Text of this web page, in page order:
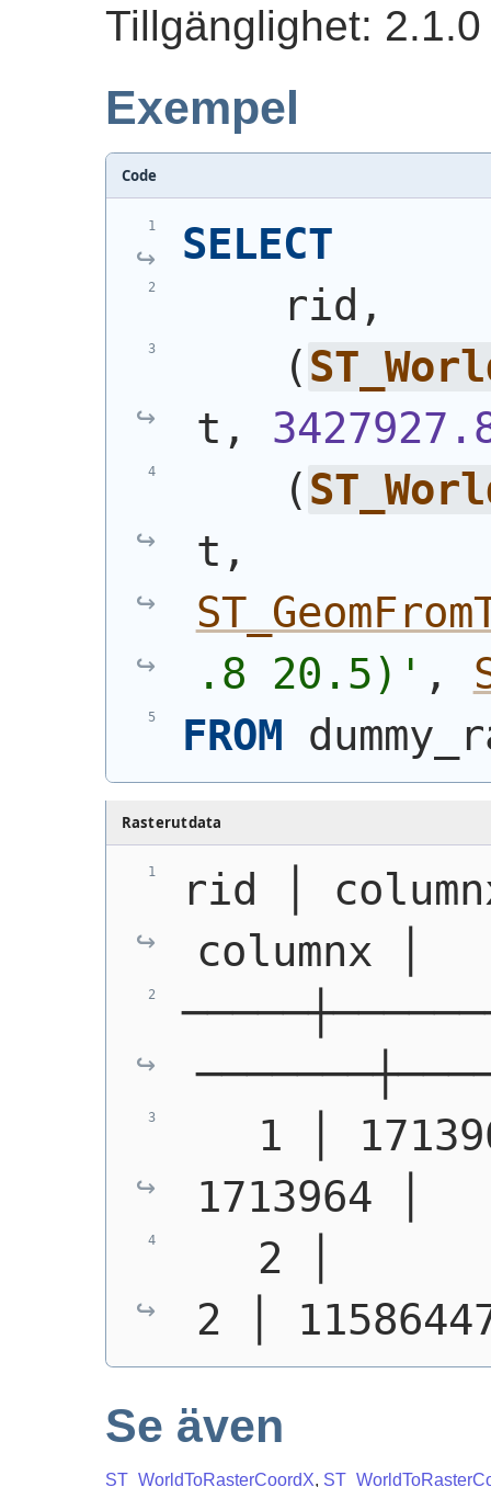
Tillgänglighet: 2.1.0
Exempel
Code
SELECT
    rid,
(
t,
(
.8 20.5)' ,
FROM
Rasterutdata
rid │
columnx │
1 │
1713964
2 │
2 │
Se även
ST_WorldToRasterCoordX,